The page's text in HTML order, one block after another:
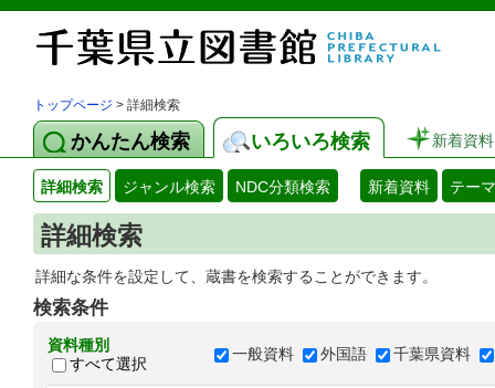
トップページ > 詳細検索
かんたん検索 いろいろ検索 新着資料
詳細検索 ジャンル検索 NDC分類検索 新着資料 テー
詳細検索
詳細な条件を設定して、蔵書を検索することができます。
検索条件
資料種別
すべて選択
一般資料 外国語 千葉県資料